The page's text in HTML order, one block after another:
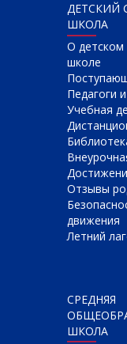
ДЕТСКИЙ
ШКОЛА
О детском
школе
Педагоги
Учебная
Отзывы
движения
Летний
СРЕДНЯЯ
ШКОЛА